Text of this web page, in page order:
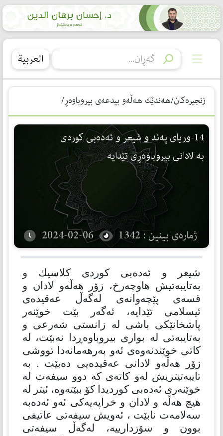
العربیة
زنجیرەکان/هەندێك هەڵەو بیدعەی بیروباوەڕ/
14-وریای پەند و شیعر و ئەدەبی كوردی
بە لادانی بیروباوەڕی تێدایە
ژمارەی بینین : 1342 2024-02-06
شیعر و ئەدەبی كوردی كلاسیك و
بەتایبەتیش هاوچەرخ، زۆر هەڵەو لادان و
قسەی پێچەوانەی لەگەڵ عەقیدەی
ئیسلامی تێدایە، ئەگەر بێت خوێنەر
پاشخانێكی باشی لە زانستی شەرعی و
بەتایبەتی لە بواری بیروباوەڕدا نەبێت، لە
كاتی خوێندنەوەی ئەو بەرهەمانەدا تووشی
زۆر هەڵەو لادانی عەقیدەیی دەبێت . بە
تایبەتیتریش لەو كاتەی كە دوو سیفەت لە
خوێنەری ئەدەبی كوردیدا كۆ ببێتەوە، ئیتر لە
هیچ هەڵە و لادان و خراپەیەكی ئەو ئەدەبە
سەلامەت نابێت ، ئەویش سیفەتی عاتیفی
بوون و سۆزدارییە، لەگەڵ سیفەتی